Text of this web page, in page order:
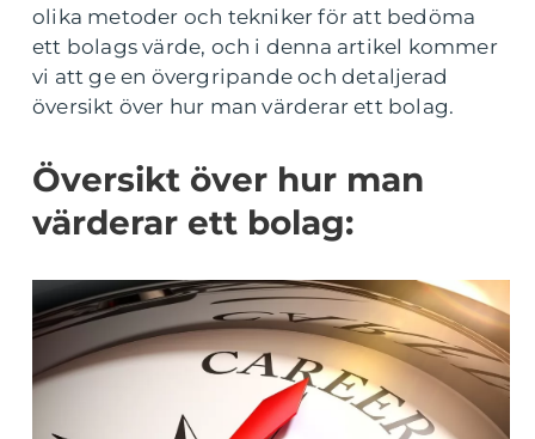
olika metoder och tekniker för att bedöma
ett bolags värde, och i denna artikel kommer
vi att ge en övergripande och detaljerad
översikt över hur man värderar ett bolag.
Översikt över hur man
värderar ett bolag: